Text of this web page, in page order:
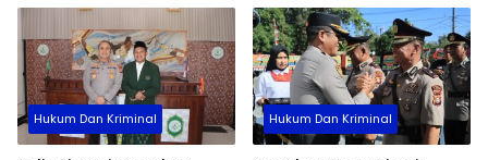
Hukum Dan Kriminal Hukum Dan Kriminal